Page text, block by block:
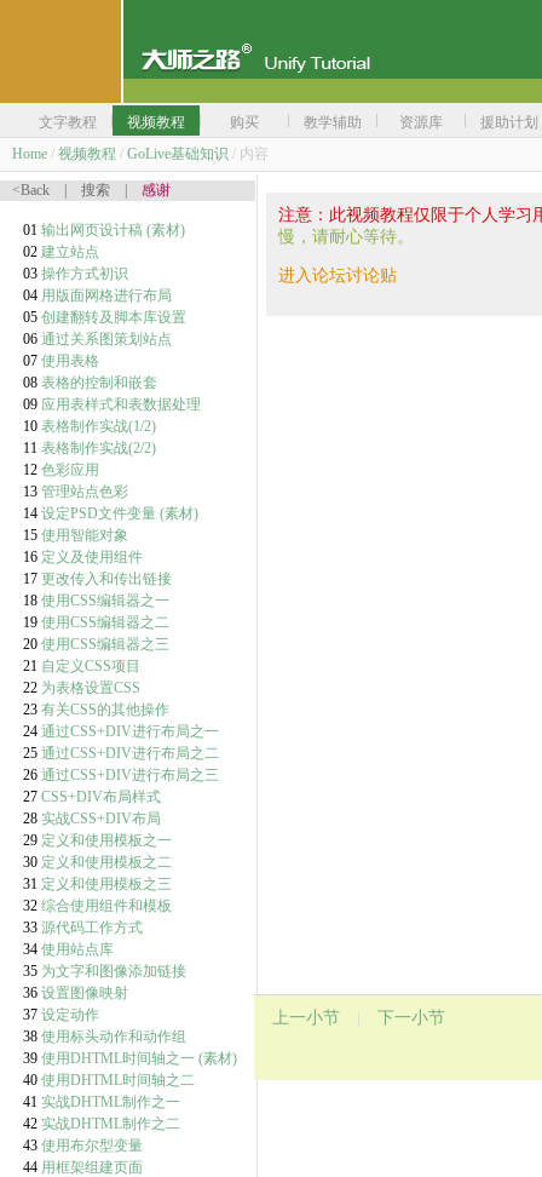
文字教程 视频教程 购买 教学辅助 资源库
援助计划
Home / 视频教程 / GoLive基础知识 / 内容
<Back 搜索 感谢
01 输出网页设计稿 (素材)
02 建立站点
03 操作方式初识
04 用版面网格进行布局
05 创建翻转及脚本库设置
06 通过关系图策划站点
07 使用表格
08 表格的控制和嵌套
09 应用表样式和表数据处理
10 表格制作实战(1/2)
11 表格制作实战(2/2)
12 色彩应用
13 管理站点色彩
14 设定PSD文件变量 (素材)
15 使用智能对象
16 定义及使用组件
17 更改传入和传出链接
18 使用CSS编辑器之一
19 使用CSS编辑器之二
20 使用CSS编辑器之三
21 自定义CSS项目
22 为表格设置CSS
23 有关CSS的其他操作
24 通过CSS+DIV进行布局之一
25 通过CSS+DIV进行布局之二
26 通过CSS+DIV进行布局之三
27 CSS+DIV布局样式
28 实战CSS+DIV布局
29 定义和使用模板之一
30 定义和使用模板之二
31 定义和使用模板之三
32 综合使用组件和模板
33 源代码工作方式
34 使用站点库
35 为文字和图像添加链接
36 设置图像映射
37 设定动作
38 使用标头动作和动作组
39 使用DHTML时间轴之一 (素材)
40 使用DHTML时间轴之二
41 实战DHTML制作之一
42 实战DHTML制作之二
43 使用布尔型变量
44 用框架组建页面
注意：此视频教程仅限于个人学
慢，请耐心等待。
进入论坛讨论贴
上一小节 下一小节